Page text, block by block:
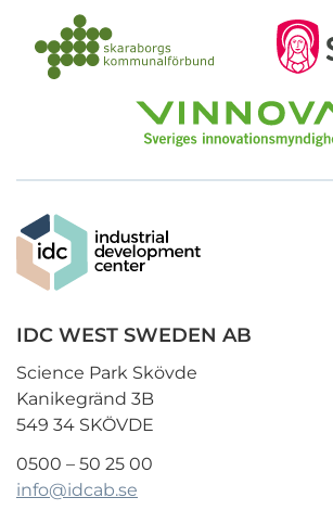
IDC WEST SWEDEN AB
Science Park Skövde
Kanikegränd 3B
549 34 SKÖVDE
0500 – 50 25 00
info@idcab.se